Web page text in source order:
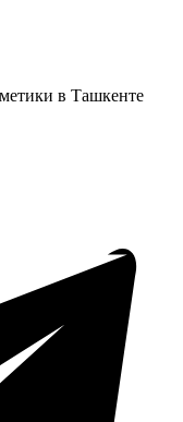
в Ташкенте